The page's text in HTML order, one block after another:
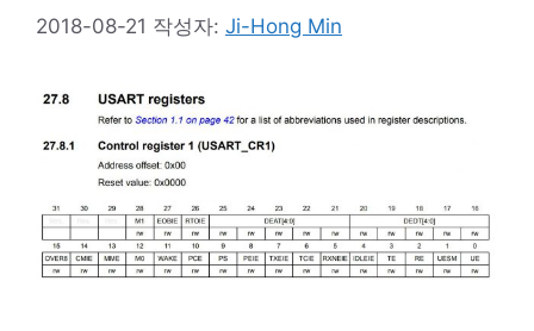
2018-08-21 작성자: Ji-Hong Min